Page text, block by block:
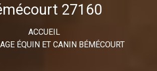
27160
ACCUEIL
ÉQUIN ET CANIN BÉMÉCOURT